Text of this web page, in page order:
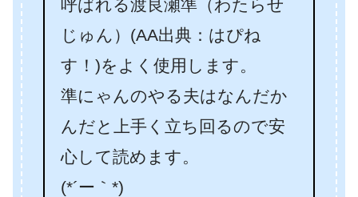
呼ばれる渡良瀬準（わたらせ
じゅん）(AA出典：はぴね
す！)をよく使用します。
準にゃんのやる夫はなんだか
んだと上手く立ち回るので安
心して読めます。
(*´ー｀*)